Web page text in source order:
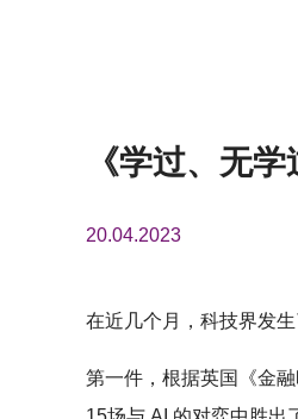
《学过、无
20.04.2023
在近几个月，科技界发
第一件，根据英国《金